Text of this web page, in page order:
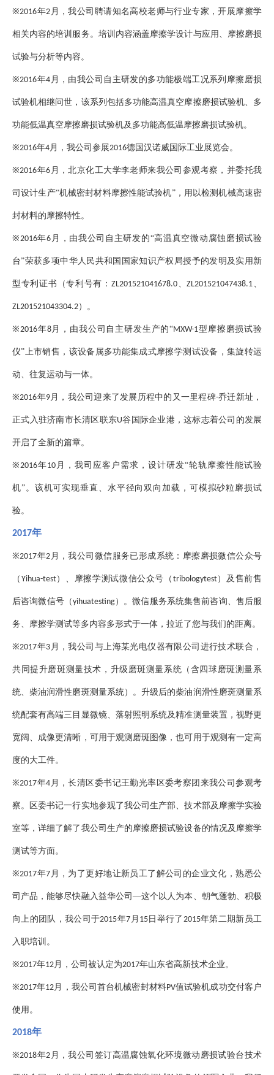
※2016年2 月，我公司聘请知名高校老师与行业专家，开展摩擦学
相关内容的培训服务。培训内容涵盖摩擦学设计与应用、摩擦磨损
试验与分析等内容。
※2016年4 月，由我公司自主研发的多功能极端工况系列摩擦磨损
试验机相继问世，该系列包括多功能高温真空摩擦磨损试验机、多
功能低温真空摩擦磨损试验机及多功能高低温摩擦磨损试验机。
※2016年4月，我公司参展2016德国汉诺威国际工业展览会。
※2016年6 月，北京化工大学李老师来我公司参观考察，并委托我
司设计生产“机械密封材料摩擦性能试验机”，用以检测机械高速密
封材料的摩擦特性。
※2016年6 月，由我公司自主研发的“高温真空微动腐蚀磨损试验
台”荣获多项中华人民共和国国家知识产权局授予的发明及实用新
型专利证书（专利号有： ZL201521041678.0、ZL201521047438.1、
ZL201521043304.2）。
※2016年8月，由我公司自主研发生产的“MXW-1型摩擦磨损试验
仪”上市销售，该设备属多功能集成式摩擦学测试设备，集旋转运
动、往复运动与一体。
※2016年9月，我公司迎来了发展历程中的又一里程碑-乔迁新址，
正式入驻济南市长清区联东U谷国际企业港，这标志着公司的发展
开启了全新的篇章。
※2016年10 月，我司应客户需求，设计研发“轮轨摩擦性能试验
机”。该机可实现垂直、水平径向双向加载，可模拟砂粒磨损试
验。
2017年
※2017年2 月，我公司微信服务已形成系统：摩擦磨损微信公众号
（ Yihua-test）、摩擦学测试微信公众号（ tribologytest）及售前售
后咨询微信号（yihuatesting）。微信服务系统集售前咨询、售后服
务、摩擦学测试等多内容多形式于一体，拉近了您与我们的距离。
※2017年3 月，我公司与上海某光电仪器有限公司进行技术联合，
共同提升磨斑测量技术，升级磨斑测量系统（含四球磨斑测量系
统、柴油润滑性磨斑测量系统）。升级后的柴油润滑性磨斑测量系
统配套有高端三目显微镜、落射照明系统及精准测量装置，视野更
宽阔、成像更清晰，可用于观测磨斑图像，也可用于观测有一定高
度的大工件。
※2017年4 月，长清区委书记王勤光率区委考察团来我公司参观考
察。区委书记一行实地参观了我公司生产部、技术部及摩擦学实验
室等，详细了解了我公司生产的摩擦磨损试验设备的情况及摩擦学
测试等方面。
※2017年7 月，为了更好地让新员工了解公司的企业文化，熟悉公
司产品，能够尽快融入益华公司—这个以人为本、朝气蓬勃、积极
向上的团队，我公司于2015年7 月 15日举行了 2015年第二期新员工
入职培训。
※2017年12月，公司被认定为2017年山东省高新技术企业。
※2017年12月，我公司首台机械密封材料PV值试验机成功交付客户
使用。
2018年
※2018年2 月，我公司签订高温腐蚀氧化环境微动磨损试验台技术